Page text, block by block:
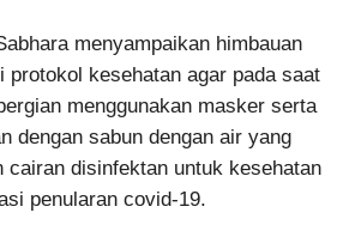
menyampaikan himbauan
protokol kesehatan agar pada saat
menggunakan masker serta
dengan sabun dengan air yang
cairan disinfektan untuk kesehatan
penularan covid-19.